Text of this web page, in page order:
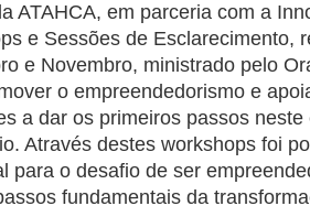
ATAHCA, em parceria com a
e Sessões de Esclarecimento,
e Novembro, ministrado pelo
o empreendedorismo e
a dar os primeiros passos
Através destes workshops foi
para o desafio de ser
fundamentais da